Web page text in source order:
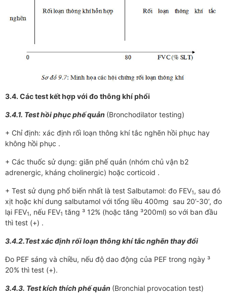
3.4. Các test kết hợp với đo thông khí phổi
3.4.1. Test hồi phục phế quản (Bronchodilator testing)
+ Chỉ định: xác định rối loạn thông khí tắc nghẽn hồi phục hay
không hồi phục .
+ Các thuốc sử dụng: giãn phế quản (nhóm chủ vận b2
adrenergic, kháng cholinergic) hoặc corticoid .
+ Test sử dụng phổ biến nhất là test Salbutamol: đo FEV1, sau đó
xịt hoặc khí dung salbutamol với tổng liều 400mg sau 20’-30’, đo
lại FEV1, nếu FEV1 tăng ³ 12% (hoặc tăng ³200ml) so với ban đầu
thì test (+) .
3.4.2.Test xác định rối loạn thông khí tắc nghẽn thay đổi
Đo PEF sáng và chiều, nếu độ dao động của PEF trong ngày ³
20% thì test (+).
3.4.3. Test kích thích phế quản (Bronchial provocation test)